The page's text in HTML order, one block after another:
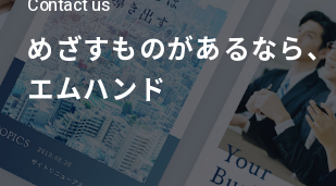
めざすものがあるなら、
エムハンド